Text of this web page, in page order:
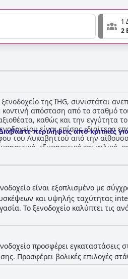
1
2
της IHG, συνιστάται
απόσταση από το σταθμό
καθώς και την εγγύτητα
είναι επίσης ιδιαίτερα
του Λυκαβηττού από την
εξυπηρετικό και
της ξαπλώστρας και
Τα άνετα και εξαιρετικά
επιλογές στάθμευσης
5 αστέρων.
περιλήψεις από κριτικές
είναι εξοπλισμένο με
και υψηλής ταχύτητας
Το ξενοδοχείο καλύπτει τις
προσφέρει εγκαταστάσεις
Προσφέρει βολικές επιλογές